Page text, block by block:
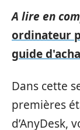
A lire en
ordinateur
guide
Dans cette
premières
d’AnyDesk,